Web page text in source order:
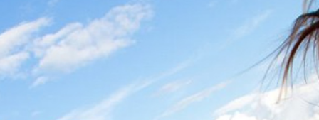
搜尋景點
好康優惠